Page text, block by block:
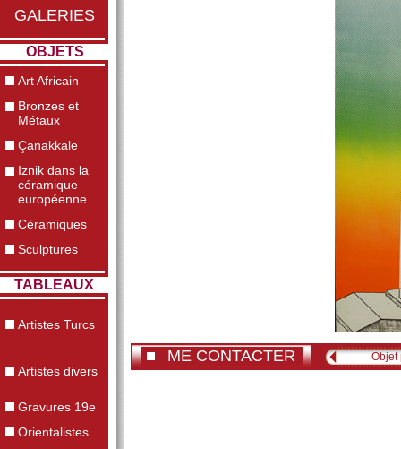
GALERIES
OBJETS
Art Africain
Bronzes et
Métaux
Çanakkale
Iznik dans la
céramique
européenne
Céramiques
Sculptures
TABLEAUX
Artistes Turcs
Artistes divers
Gravures 19e
Orientalistes
ME CONTACTER Objet